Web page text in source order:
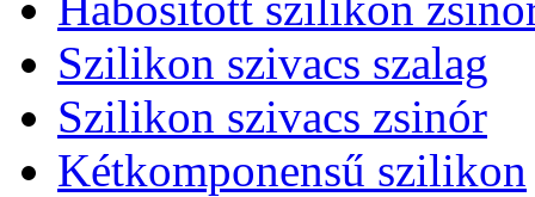
Szilikon szivacs szalag
Szilikon szivacs zsinór
Kétkomponensű szilikon